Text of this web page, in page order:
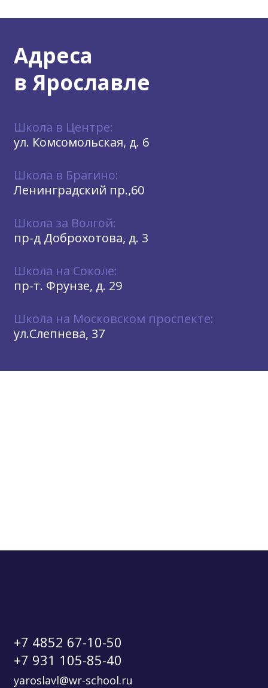
Адреса
в Ярославле
Школа в Центре:
ул. Комсомольская, д. 6
Школа в Брагино:
Ленинградский пр.,60
Школа за Волгой:
пр-д Доброхотова, д. 3
Школа на Соколе:
пр-т. Фрунзе, д. 29
Школа на Московском проспекте:
ул.Слепнева, 37
+7 4852 67-10-50
+7 931 105-85-40
yaroslavl@wr-school.ru